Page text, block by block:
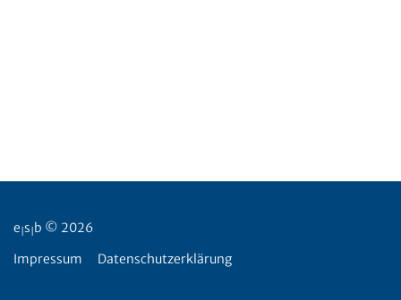
e s b © 2026
Impressum
Datenschutzerklärung